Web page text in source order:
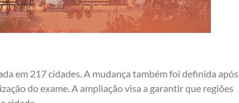
em 217 cidades. A mudança também foi definida após
do exame. A ampliação visa a garantir que regiões